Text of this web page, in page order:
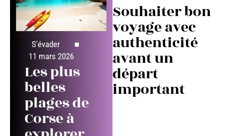
S'évader
11 mars 2026
Les plus
belles
plages de
Corse à
Souhaiter bon
voyage avec
authenticité
avant un
départ
important